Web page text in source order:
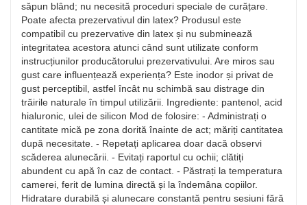
săpun blând; nu necesită proceduri speciale de curățare.
Poate afecta prezervativul din latex? Produsul este
compatibil cu prezervative din latex și nu subminează
integritatea acestora atunci când sunt utilizate conform
instrucțiunilor producătorului prezervativului. Are miros sau
gust care influențează experiența? Este inodor și privat de
gust perceptibil, astfel încât nu schimbă sau distrage din
trăirile naturale în timpul utilizării. Ingrediente: pantenol, acid
hialuronic, ulei de silicon Mod de folosire: - Administrați o
cantitate mică pe zona dorită înainte de act; măriți cantitatea
după necesitate. - Repetați aplicarea doar dacă observi
scăderea alunecării. - Evitați raportul cu ochii; clătiți
abundent cu apă în caz de contact. - Păstrați la temperatura
camerei, ferit de lumina directă și la îndemâna copiilor.
Hidratare durabilă și alunecare constantă pentru sesiuni fără